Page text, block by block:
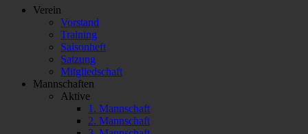
Verein
Vorstand
Training
Saisonheft
Satzung
Mitgliedschaft
Mannschaften
Aktive
1. Mannschaft
2. Mannschaft